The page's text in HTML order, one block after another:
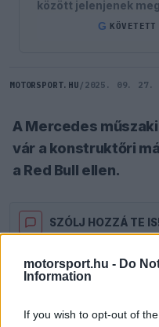
motorsport.hu - Do
Information
If you wish to opt-out of
között jelenjenek
G
MOTORSPORT.HU / 2025. 09. 27.
A Mercedes
vár a konstruktőri
a Red Bull ellen.
SZÓLJ HOZZÁ TE IS!
A Mercedes műszaki